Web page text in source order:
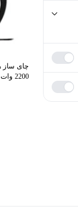
بیشترین
تومان
2200 وات